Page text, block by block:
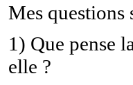
Mes questions
1) Que pense
elle ?